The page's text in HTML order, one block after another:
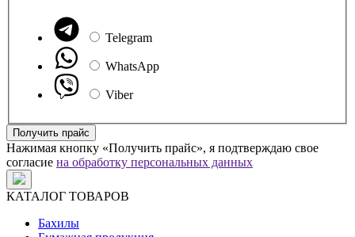
Telegram
WhatsApp
Viber
Получить прайс
Нажимая кнопку «Получить прайс», я подтверждаю свое
согласие на обработку персональных данных
КАТАЛОГ ТОВАРОВ
Бахилы